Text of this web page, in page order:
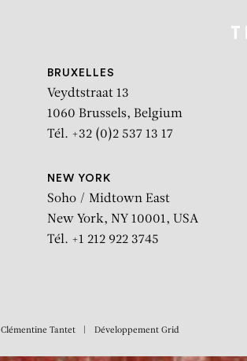
BRUXELLES
Veydtstraat 13
1060 Brussels, Belgium
Tél. +32 (0)2 537 13 17
NEW YORK
Soho / Midtown East
New York, NY 10001, USA
Tél. +1 212 922 3745
Clémentine Tantet Développement Grid